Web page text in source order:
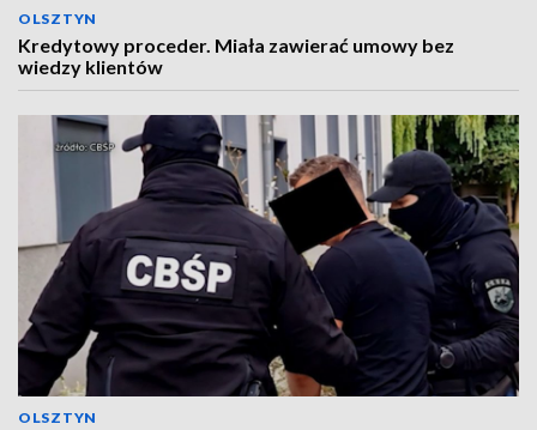
OLSZTYN
Kredytowy proceder. Miała zawierać umowy bez
wiedzy klientów
OLSZTYN